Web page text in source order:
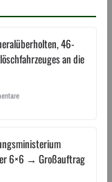
46-
an die
6×6 → Großauftrag